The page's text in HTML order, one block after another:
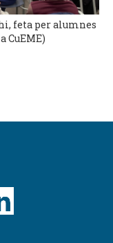
feta per alumnes
CuEME)